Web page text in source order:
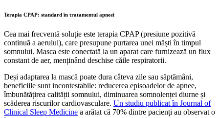
Terapia CPAP: standard în tratamentul apneei
Cea mai frecventă soluție este terapia CPAP (presiune pozitivă
continuă a aerului), care presupune purtarea unei măști în timpul
somnului. Masca este conectată la un aparat care furnizează un flux
constant de aer, menținând deschise căile respiratorii.
Deși adaptarea la mască poate dura câteva zile sau săptămâni,
beneficiile sunt incontestabile: reducerea episoadelor de apnee,
îmbunătățirea calității somnului, diminuarea somnolenței diurne și
scăderea riscurilor cardiovasculare. Un studiu publicat în Journal of
Clinical Sleep Medicine a arătat că 70% dintre pacienți au observat o